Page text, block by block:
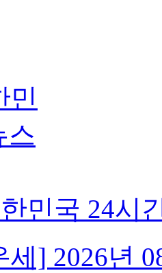
민국 24시
] 2026년